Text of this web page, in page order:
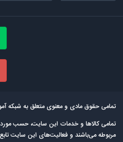
تمامی حقوق مادی و معنوی متعلق به شبکه
تمامی كالاها و خدمات این سایت، حسب مورد
مربوطه می‌باشند و فعالیت‌های این سایت